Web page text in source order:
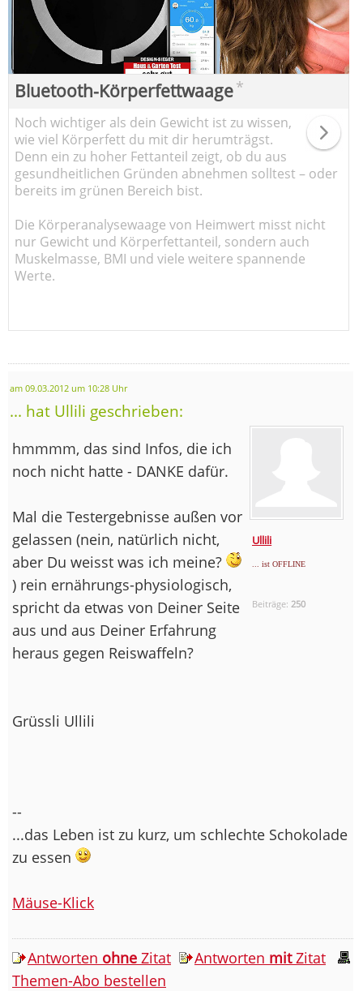
Bluetooth-Körperfettwaage*
Noch wichtiger als dein Gewicht ist zu wissen,
wie viel Körperfett du mit dir herumträgst.
Denn ein zu hoher Fettanteil zeigt, ob du aus
gesundheitlichen Gründen abnehmen solltest – oder
bereits im grünen Bereich bist.
Die Körperanalysewaage von Heimwert misst nicht
nur Gewicht und Körperfettanteil, sondern auch
Muskelmasse, BMI und viele weitere spannende
Werte.
am 09.03.2012 um 10:28 Uhr
... hat Ullili geschrieben:
Ullili
... ist OFFLINE
Beiträge: 250
hmmmm, das sind Infos, die ich
noch nicht hatte - DANKE dafür.
Mal die Testergebnisse außen vor
gelassen (nein, natürlich nicht,
aber Du weisst was ich meine?
) rein ernährungs-physiologisch,
spricht da etwas von Deiner Seite
aus und aus Deiner Erfahrung
heraus gegen Reiswaffeln?
Grüssli Ullili
--
...das Leben ist zu kurz, um schlechte Schokolade
zu essen
Mäuse-Klick
Antworten ohne Zitat Antworten mitZitat
Themen-Abo bestellen